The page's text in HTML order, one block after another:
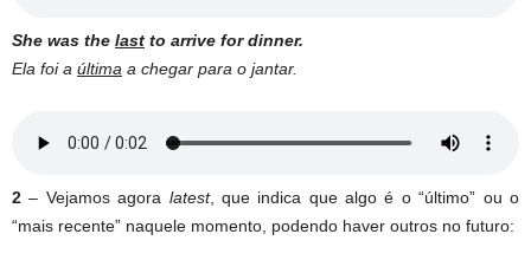
She was the last to arrive for dinner.
Ela foi a última a chegar para o jantar.
2 – Vejamos agora latest, que indica que algo é o “último” ou o
“mais recente” naquele momento, podendo haver outros no futuro: